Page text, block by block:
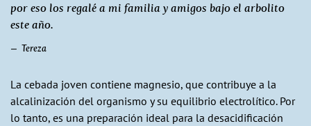
por eso los regalé a mi familia y amigos bajo el arbolito
este año.
Tereza
La cebada joven contiene magnesio, que contribuye a la
alcalinización del organismo y su equilibrio electrolítico. Por
lo tanto, es una preparación ideal para la desacidificación